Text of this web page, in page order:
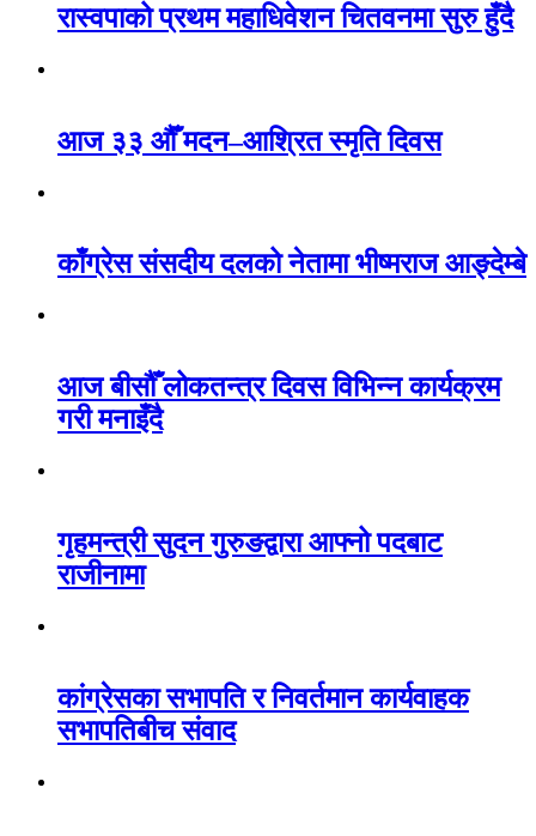
रास्वपाको प्रथम महाधिवेशन चितवनमा सुरु हुँदै
आज ३३ औँ मदन–आश्रित स्मृति दिवस
काँग्रेस संसदीय दलको नेतामा भीष्मराज आङ्देम्बे
आज बीसौँ लोकतन्त्र दिवस विभिन्न कार्यक्रम
गरी मनाइँदै
गृहमन्त्री सुदन गुरुङद्वारा आफ्नो पदबाट
राजीनामा
कांग्रेसका सभापति र निवर्तमान कार्यवाहक
सभापतिबीच संवाद